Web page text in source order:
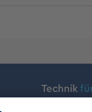
Technik